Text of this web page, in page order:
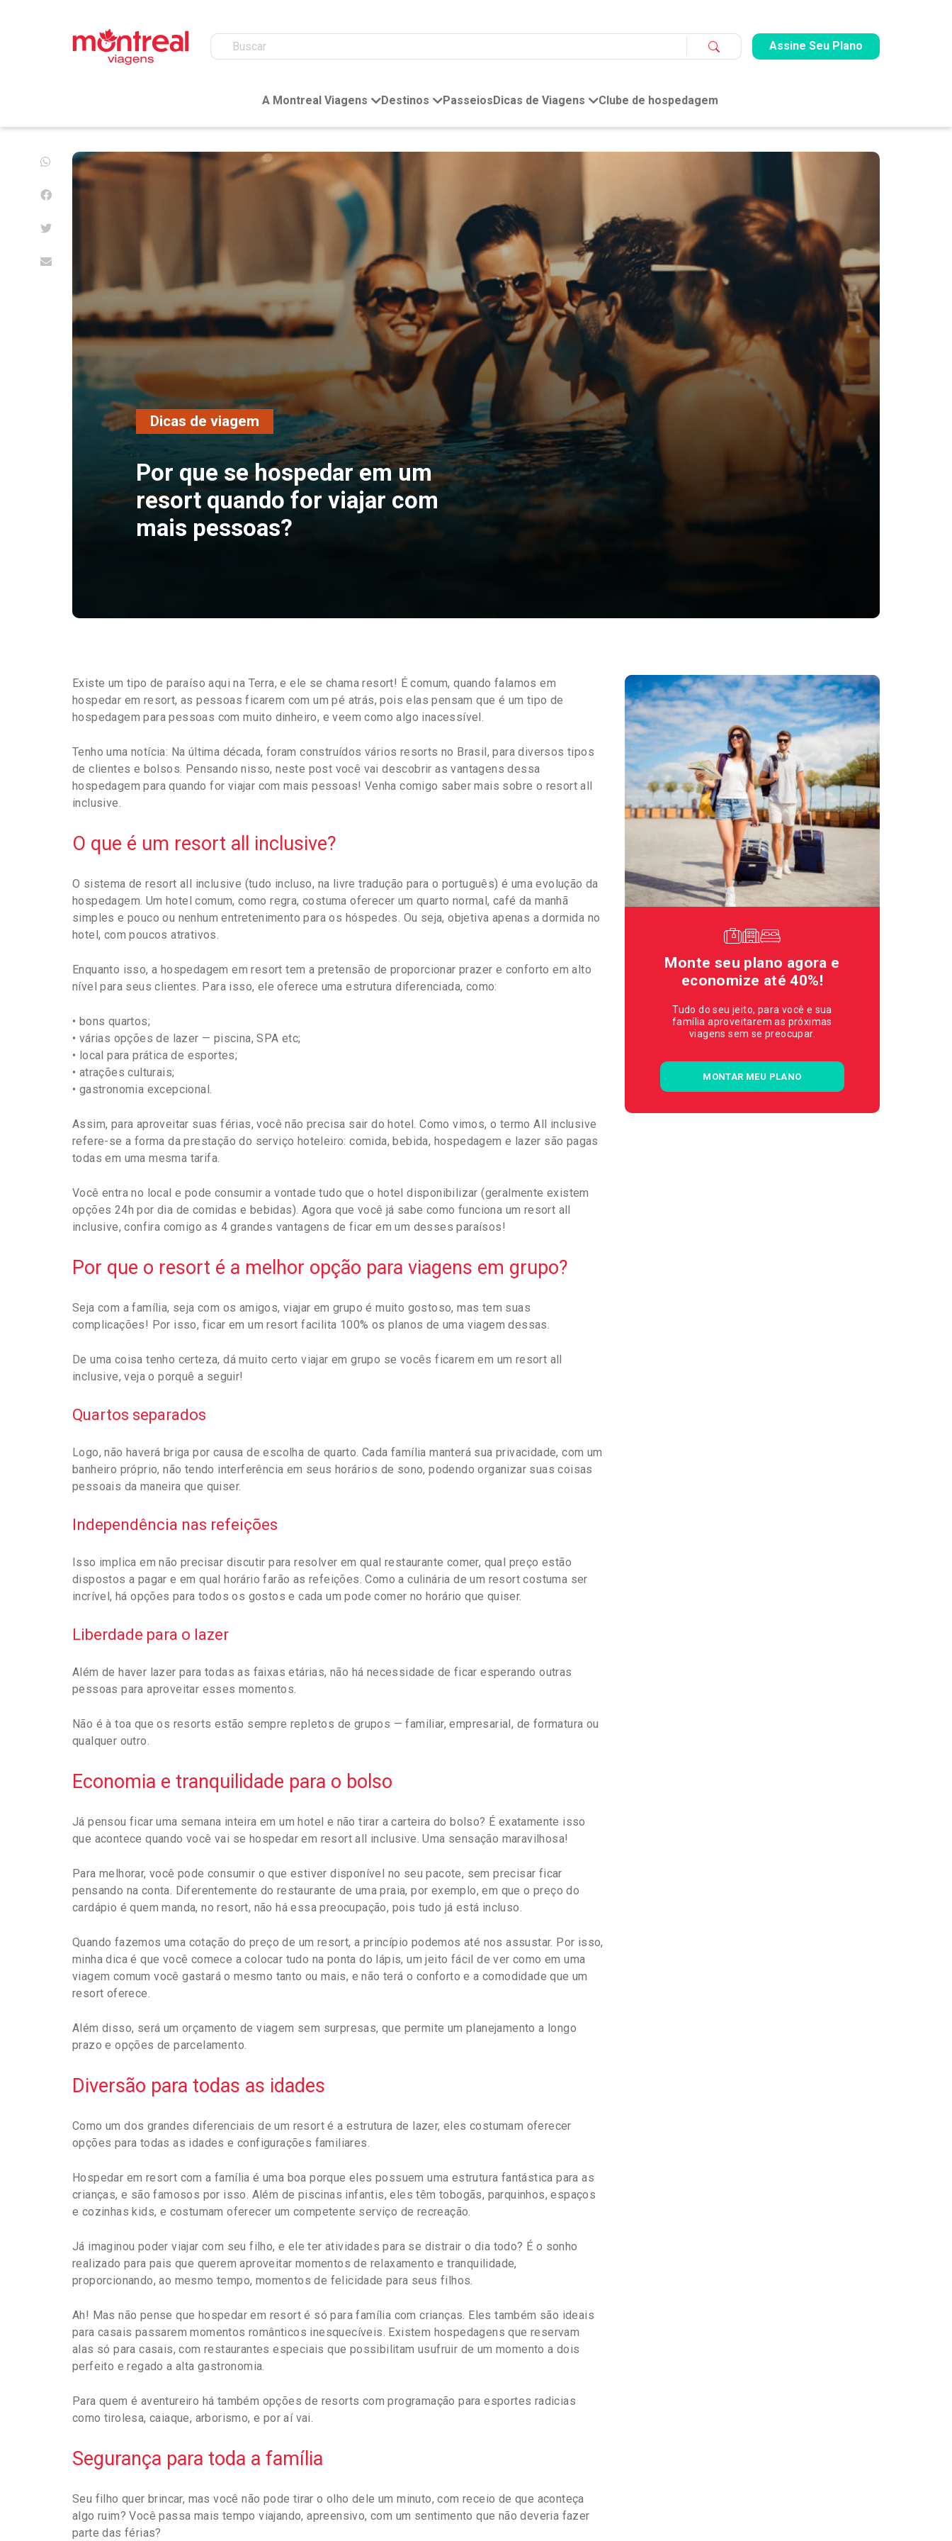
Assine Seu Plano
A Montreal Viagens Destinos Passeios Dicas de Viagens Clube de hospedagem
Dicas de viagem
Por que se hospedar em um
resort quando for viajar com
mais pessoas?
Existe um tipo de paraíso aqui na Terra, e ele se chama resort! É comum, quando falamos em
hospedar em resort, as pessoas ficarem com um pé atrás, pois elas pensam que é um tipo de
hospedagem para pessoas com muito dinheiro, e veem como algo inacessível.
Tenho uma notícia: Na última década, foram construídos vários resorts no Brasil, para diversos tipos
de clientes e bolsos. Pensando nisso, neste post você vai descobrir as vantagens dessa
hospedagem para quando for viajar com mais pessoas! Venha comigo saber mais sobre o resort all
inclusive.
O que é um resort all inclusive?
O sistema de resort all inclusive (tudo incluso, na livre tradução para o português) é uma evolução da
hospedagem. Um hotel comum, como regra, costuma oferecer um quarto normal, café da manhã
simples e pouco ou nenhum entretenimento para os hóspedes. Ou seja, objetiva apenas a dormida no
hotel, com poucos atrativos.
Enquanto isso, a hospedagem em resort tem a pretensão de proporcionar prazer e conforto em alto
nível para seus clientes. Para isso, ele oferece uma estrutura diferenciada, como:
• bons quartos;
• várias opções de lazer — piscina, SPA etc;
• local para prática de esportes;
• atrações culturais;
• gastronomia excepcional.
Assim, para aproveitar suas férias, você não precisa sair do hotel. Como vimos, o termo All inclusive
refere-se a forma da prestação do serviço hoteleiro: comida, bebida, hospedagem e lazer são pagas
todas em uma mesma tarifa.
Você entra no local e pode consumir a vontade tudo que o hotel disponibilizar (geralmente existem
opções 24h por dia de comidas e bebidas). Agora que você já sabe como funciona um resort all
inclusive, confira comigo as 4 grandes vantagens de ficar em um desses paraísos!
Por que o resort é a melhor opção para viagens em grupo?
Seja com a família, seja com os amigos, viajar em grupo é muito gostoso, mas tem suas
complicações! Por isso, ficar em um resort facilita 100% os planos de uma viagem dessas.
De uma coisa tenho certeza, dá muito certo viajar em grupo se vocês ficarem em um resort all
inclusive, veja o porquê a seguir!
Quartos separados
Logo, não haverá briga por causa de escolha de quarto. Cada família manterá sua privacidade, com um
banheiro próprio, não tendo interferência em seus horários de sono, podendo organizar suas coisas
pessoais da maneira que quiser.
Independência nas refeições
Isso implica em não precisar discutir para resolver em qual restaurante comer, qual preço estão
dispostos a pagar e em qual horário farão as refeições. Como a culinária de um resort costuma ser
incrível, há opções para todos os gostos e cada um pode comer no horário que quiser.
Liberdade para o lazer
Além de haver lazer para todas as faixas etárias, não há necessidade de ficar esperando outras
pessoas para aproveitar esses momentos.
Não é à toa que os resorts estão sempre repletos de grupos — familiar, empresarial, de formatura ou
qualquer outro.
Economia e tranquilidade para o bolso
Já pensou ficar uma semana inteira em um hotel e não tirar a carteira do bolso? É exatamente isso
que acontece quando você vai se hospedar em resort all inclusive. Uma sensação maravilhosa!
Para melhorar, você pode consumir o que estiver disponível no seu pacote, sem precisar ficar
pensando na conta. Diferentemente do restaurante de uma praia, por exemplo, em que o preço do
cardápio é quem manda, no resort, não há essa preocupação, pois tudo já está incluso.
Quando fazemos uma cotação do preço de um resort, a princípio podemos até nos assustar. Por isso,
minha dica é que você comece a colocar tudo na ponta do lápis, um jeito fácil de ver como em uma
viagem comum você gastará o mesmo tanto ou mais, e não terá o conforto e a comodidade que um
resort oferece.
Além disso, será um orçamento de viagem sem surpresas, que permite um planejamento a longo
prazo e opções de parcelamento.
Diversão para todas as idades
Como um dos grandes diferenciais de um resort é a estrutura de lazer, eles costumam oferecer
opções para todas as idades e configurações familiares.
Hospedar em resort com a família é uma boa porque eles possuem uma estrutura fantástica para as
crianças, e são famosos por isso. Além de piscinas infantis, eles têm tobogãs, parquinhos, espaços
e cozinhas kids, e costumam oferecer um competente serviço de recreação.
Já imaginou poder viajar com seu filho, e ele ter atividades para se distrair o dia todo? É o sonho
realizado para pais que querem aproveitar momentos de relaxamento e tranquilidade,
proporcionando, ao mesmo tempo, momentos de felicidade para seus filhos.
Ah! Mas não pense que hospedar em resort é só para família com crianças. Eles também são ideais
para casais passarem momentos românticos inesquecíveis. Existem hospedagens que reservam
alas só para casais, com restaurantes especiais que possibilitam usufruir de um momento a dois
perfeito e regado a alta gastronomia.
Para quem é aventureiro há também opções de resorts com programação para esportes radicias
como tirolesa, caiaque, arborismo, e por aí vai.
Segurança para toda a família
Seu filho quer brincar, mas você não pode tirar o olho dele um minuto, com receio de que aconteça
algo ruim? Você passa mais tempo viajando, apreensivo, com um sentimento que não deveria fazer
parte das férias?
Monte seu plano agora e
economize até 40%!
Tudo do seu jeito, para você e sua
família aproveitarem as próximas
viagens sem se preocupar.
MONTAR MEU PLANO